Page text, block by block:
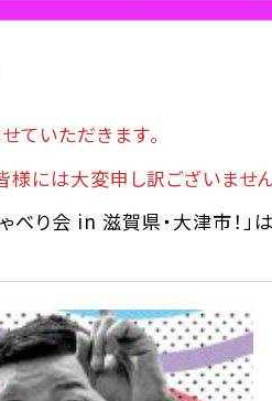
ていただきます。
には大変申し訳ございませ
べり会 in 滋賀県・大津市！